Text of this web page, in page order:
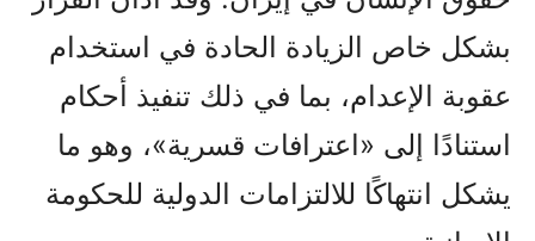
بشكل خاص الزيادة الحادة في استخدام
عقوبة الإعدام، بما في ذلك تنفيذ أحكام
استنادًا إلى «اعترافات قسرية»، وهو ما
يشكل انتهاكًا للالتزامات الدولية للحكومة